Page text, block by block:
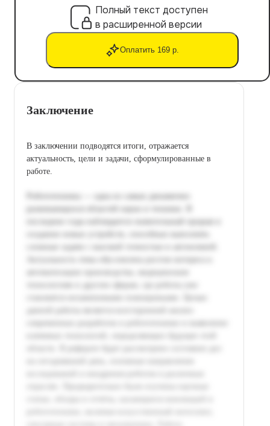
Полный текст доступен
в расширенной версии
Оплатить 169 р.
Заключение
В заключении подводятся итоги, отражается
актуальность, цели и задачи, сформулированные в
работе.